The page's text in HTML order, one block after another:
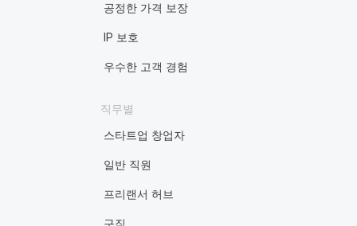
공정한 가격 보장
IP 보호
우수한 고객 경험
직무별
스타트업 창업자
일반 직원
프리랜서 허브
구직